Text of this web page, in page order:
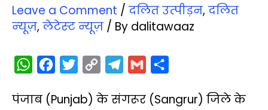
Leave a Comment / दलित उत्‍पीड़न, दलित
न्‍यूज़, लेटेस्‍ट न्‍यूज़ / By dalitawaaz
W
a
c
i
p
l
a
a
पंजाब (Punjab) के संगरूर (Sangrur) जिले के